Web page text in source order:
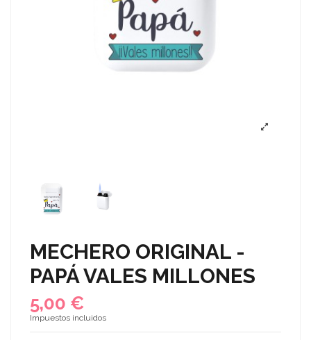
MECHERO ORIGINAL -
PAPÁ VALES MILLONES
5,00 €
Impuestos incluidos